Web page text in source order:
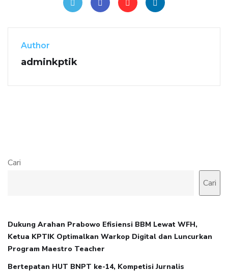
Author
adminkptik
Cari
Cari
Dukung Arahan Prabowo Efisiensi BBM Lewat WFH,
Ketua KPTIK Optimalkan Warkop Digital dan Luncurkan
Program Maestro Teacher
Bertepatan HUT BNPT ke-14, Kompetisi Jurnalis